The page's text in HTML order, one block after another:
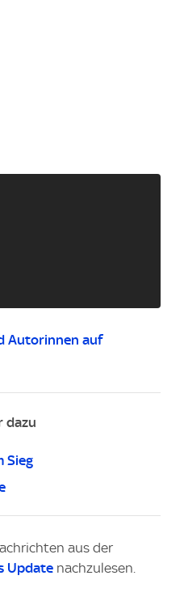
Autorinnen auf
dazu
Sieg
aus der
Update nachzulesen.